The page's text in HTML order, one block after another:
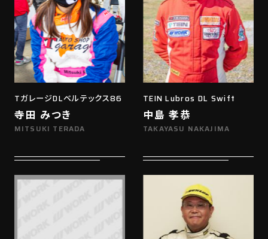
TガレージDLベルテックス86
寺田 みつき
MITSUKI TERADA
TEIN Lubros DL Swift
中島 孝恭
TAKAYASU NAKAJIMA